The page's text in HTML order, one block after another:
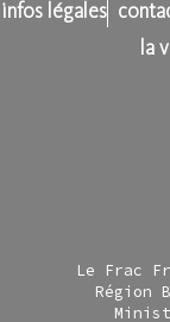
infos légales
la
Le Frac
Région